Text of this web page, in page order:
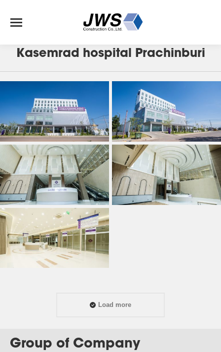
Kasemrad hospital Prachinburi
Load more
Group of Company